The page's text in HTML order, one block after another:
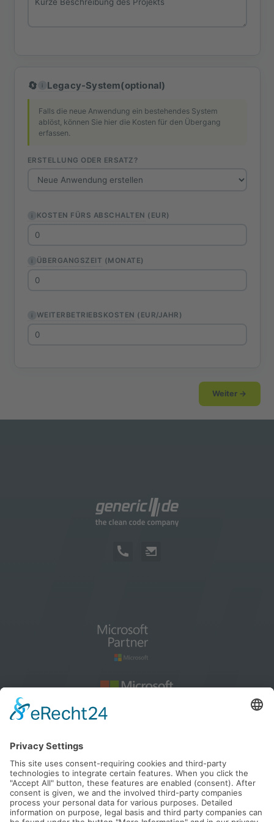
🔄 Legacy-System(optional)
Falls die neue Anwendung ein bestehendes System
ablöst, können Sie hier die Kosten für den Übergang
erfassen.
ERSTELLUNG ODER ERSATZ?
KOSTEN FÜRS ABSCHALTEN (EUR)
ÜBERGANGSZEIT (MONATE)
WEITERBETRIEBSKOSTEN (EUR/JAHR)
Weiter →
blog